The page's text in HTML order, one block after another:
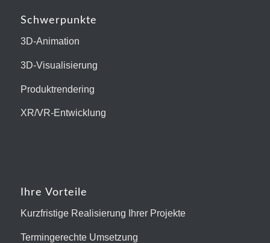
Schwerpunkte
3D-Animation
3D-Visualisierung
Produktrendering
XR/VR-Entwicklung
Ihre Vorteile
Kurzfristige Realisierung Ihrer Projekte
Termingerechte Umsetzung